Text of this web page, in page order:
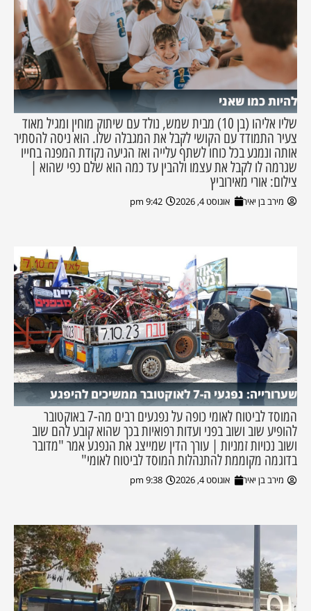
להיות כמו שאני
שליו אליהו (בן 10) מבית שמש, נולד עם שיתוק מוחין ומגיל מאוד
צעיר התמודד עם הקושי לקבל את המגבלה שלו. הוא ניסה להסתיר
אותה ונמנע בכל כוחו לשתף עלייה ואז הגיעה נקודת המפנה בחייו
שגרמה לו לקבל את עצמו ולהבין עד כמה הוא שלם כפי שהוא |
צילום: אורי מאירוביץ
מירב בן יאיר אוגוסט 4, 2026 9:42 pm
שערורייה: נפגעי ה-7 לאוקטובר ממשיכים להיפגע
המוסד לביטוח לאומי כופה על נפגעים רבים מה-7 באוקטובר
להופיע שוב ושוב בפני ועדות רפואיות בכך שהוא קובע להם שוב
ושוב נכויות זמניות | עורך הדין שמייצג את הנפגע אמר "מדובר
בדוגמה מקוממת להתנהלות המוסד לביטוח לאומי"
מירב בן יאיר אוגוסט 4, 2026 9:38 pm